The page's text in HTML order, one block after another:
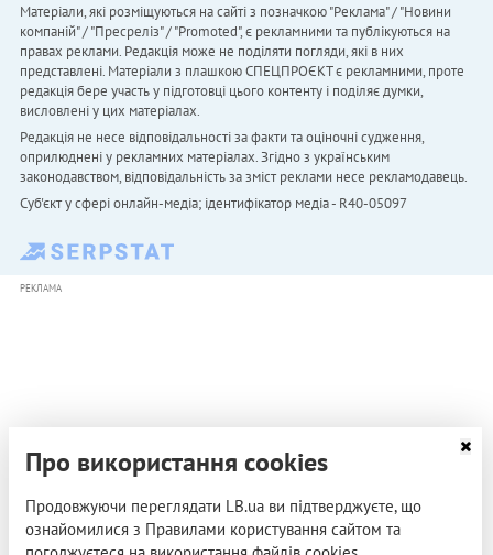
Матеріали, які розміщуються на сайті з позначкою "Реклама" / "Новини
компаній" / "Пресреліз" / "Promoted", є рекламними та публікуються на
правах реклами. Редакція може не поділяти погляди, які в них
представлені. Матеріали з плашкою СПЕЦПРОЄКТ є рекламними, проте
редакція бере участь у підготовці цього контенту і поділяє думки,
висловлені у цих матеріалах.
Редакція не несе відповідальності за факти та оціночні судження,
оприлюднені у рекламних матеріалах. Згідно з українським
законодавством, відповідальність за зміст реклами несе рекламодавець.
Cуб'єкт у сфері онлайн-медіа; ідентифікатор медіа - R40-05097
РЕКЛАМА
Про використання cookies
Продовжуючи переглядати LB.ua ви підтверджуєте, що
ознайомилися з Правилами користування сайтом та